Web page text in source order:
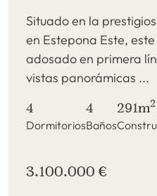
Situado en la
en Estepona Este,
adosado en primera
vistas panorámicas ...
4
Dormitorios
4
Baños
291m2
3.100.000 €